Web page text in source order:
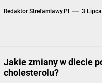
Redaktor Strefamlawy.pl 3
Jakie zmiany w diecie
cholesterolu?